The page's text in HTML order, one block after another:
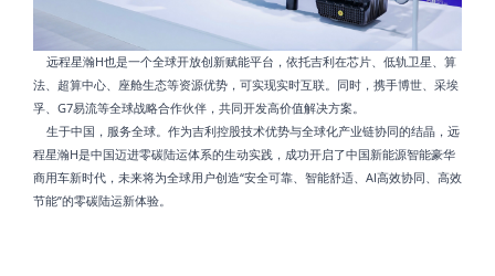
远程星瀚H也是一个全球开放创新赋能平台，依托吉利在芯片、低轨卫星、算
法、超算中心、座舱生态等资源优势，可实现实时互联。同时，携手博世、采埃
孚、G7易流等全球战略合作伙伴，共同开发高价值解决方案。
生于中国，服务全球。作为吉利控股技术优势与全球化产业链协同的结晶，远
程星瀚H是中国迈进零碳陆运体系的生动实践，成功开启了中国新能源智能豪华
商用车新时代，未来将为全球用户创造“安全可靠、智能舒适、AI高效协同、高效
节能”的零碳陆运新体验。